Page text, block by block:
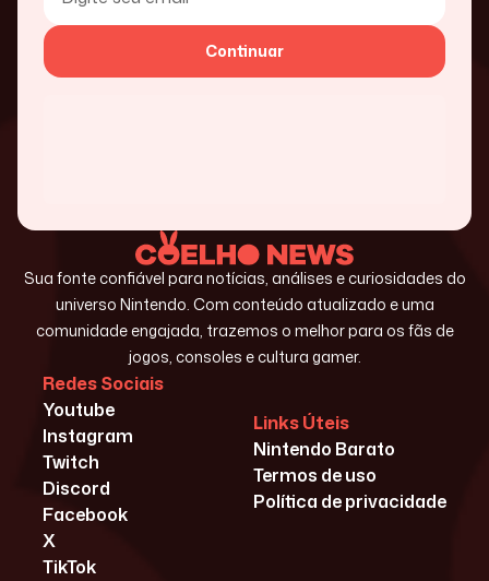
Continuar
Sua fonte confiável para notícias, análises e curiosidades do
universo Nintendo. Com conteúdo atualizado e uma
comunidade engajada, trazemos o melhor para os fãs de
jogos, consoles e cultura gamer.
Redes Sociais
Youtube
Instagram
Twitch
Discord
Facebook
X
TikTok
Links Úteis
Nintendo Barato
Termos de uso
Política de privacidade